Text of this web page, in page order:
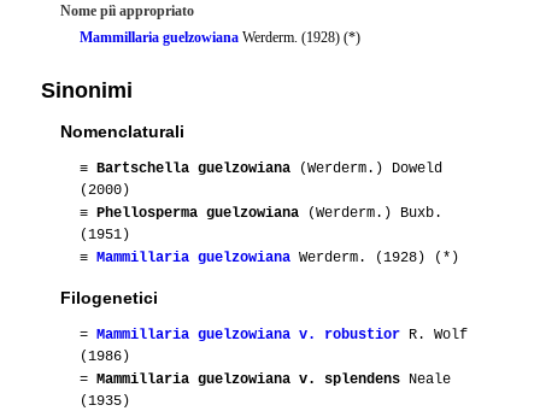
Nome piì appropriato
Mammillaria guelzowiana Werderm. (1928) (*)
Sinonimi
Nomenclaturali
≡ Bartschella guelzowiana (Werderm.) Doweld
(2000)
≡ Phellosperma guelzowiana (Werderm.) Buxb.
(1951)
≡ Mammillaria guelzowiana Werderm. (1928) (*)
Filogenetici
= Mammillaria guelzowiana v. robustior R. Wolf
(1986)
= Mammillaria guelzowiana v. splendens Neale
(1935)